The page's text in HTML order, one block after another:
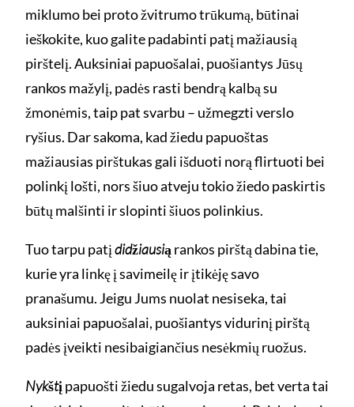
miklumo bei proto žvitrumo trūkumą, būtinai
ieškokite, kuo galite padabinti patį mažiausią
pirštelį. Auksiniai papuošalai, puošiantys Jūsų
rankos mažylį, padės rasti bendrą kalbą su
žmonėmis, taip pat svarbu – užmegzti verslo
ryšius. Dar sakoma, kad žiedu papuoštas
mažiausias pirštukas gali išduoti norą flirtuoti bei
polinkį lošti, nors šiuo atveju tokio žiedo paskirtis
būtų malšinti ir slopinti šiuos polinkius.
Tuo tarpu patįdidžiausią rankos pirštą dabina tie,
kurie yra linkę į savimeilę ir įtikėję savo
pranašumu. Jeigu Jums nuolat nesiseka, tai
auksiniai papuošalai, puošiantys vidurinį pirštą
padės įveikti nesibaigiančius nesėkmių ruožus.
Nykštį papuošti žiedu sugalvoja retas, bet verta tai